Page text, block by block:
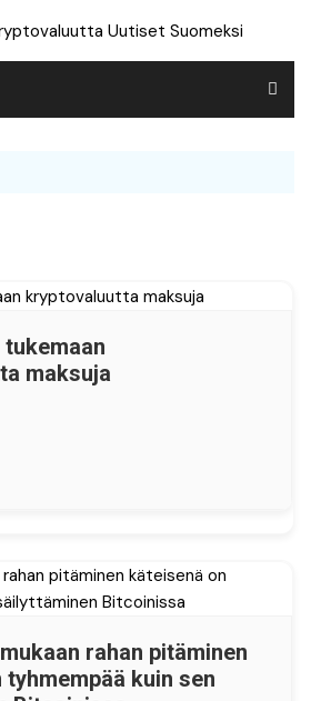
tukemaan
maksuja
rahan pitäminen
kuin sen